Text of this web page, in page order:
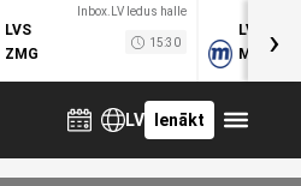
Inbox.LV ledus halle
LVS
ZMG
15:30
LVB
MOG›
LV Ienākt